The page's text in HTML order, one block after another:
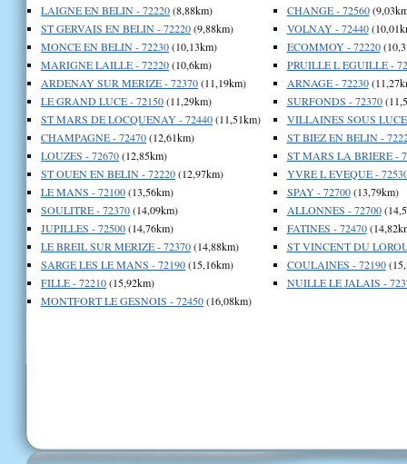
LAIGNE EN BELIN - 72220(8,88km)
ST GERVAIS EN BELIN - 72220(9,88km)
MONCE EN BELIN - 72230(10,13km)
MARIGNE LAILLE - 72220(10,6km)
ARDENAY SUR MERIZE - 72370(11,19km)
LE GRAND LUCE - 72150(11,29km)
ST MARS DE LOCQUENAY - 72440(11,51km)
CHAMPAGNE - 72470(12,61km)
LOUZES - 72670(12,85km)
ST OUEN EN BELIN - 72220(12,97km)
LE MANS - 72100(13,56km)
SOULITRE - 72370(14,09km)
JUPILLES - 72500(14,76km)
LE BREIL SUR MERIZE - 72370(14,88km)
SARGE LES LE MANS - 72190(15,16km)
FILLE - 72210(15,92km)
MONTFORT LE GESNOIS - 72450(16,08km)
CHANGE - 72560
VOLNAY - 72440
ECOMMOY - 72220
PRUILLE L EGUILLE -
ARNAGE - 72230
SURFONDS - 72370
VILLAINES SOUS
ST BIEZ EN BELIN -
ST MARS LA BRIERE -
YVRE L EVEQUE -
SPAY - 72700(13,79km)
ALLONNES - 72700
FATINES - 72470
ST VINCENT DU
COULAINES - 72190
NUILLE LE JALAIS -